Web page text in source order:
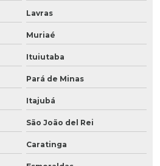
Lavras
Muriaé
Ituiutaba
Pará de Minas
Itajubá
São João del Rei
Caratinga